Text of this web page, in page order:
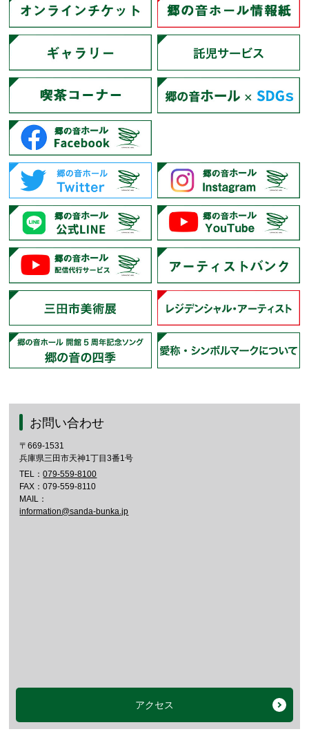
お問い合わせ
〒669-1531
兵庫県三田市天神1丁目3番1号
TEL：079-559-8100
FAX：079-559-8110
MAIL：
information@sanda-bunka.jp
アクセス